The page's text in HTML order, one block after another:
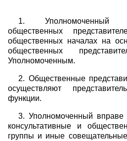
1. Уполномоченный
общественных
общественных началах на
общественных
Уполномоченным.
2. Общественные
осуществляют
функции.
3. Уполномоченный вправе
консультативные и
группы и иные